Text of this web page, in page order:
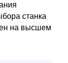
станка
на высшем